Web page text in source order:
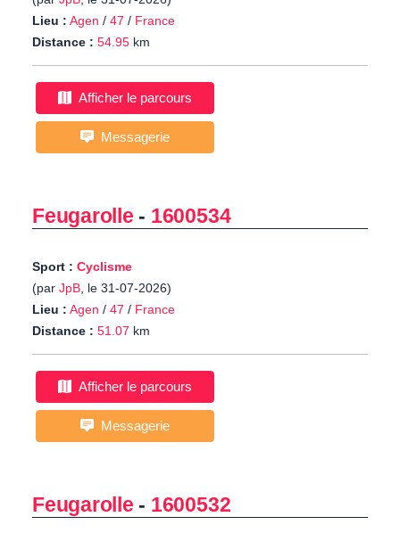
Lieu : Agen / 47 / France
Distance : 54.95 km
Afficher le parcours
Messagerie
Feugarolle - 1600534
Sport : Cyclisme
(par JpB, le 31-07-2026)
Lieu : Agen / 47 / France
Distance : 51.07 km
Afficher le parcours
Messagerie
Feugarolle - 1600532